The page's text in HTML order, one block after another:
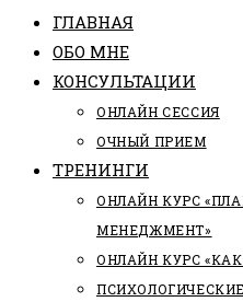
ГЛАВНАЯ
ОБО МНЕ
КОНСУЛЬТАЦИИ
ОНЛАЙН СЕССИЯ
ОЧНЫЙ ПРИЕМ
ТРЕНИНГИ
ОНЛАЙН КУРС
МЕНЕДЖМЕНТ»
ОНЛАЙН КУРС